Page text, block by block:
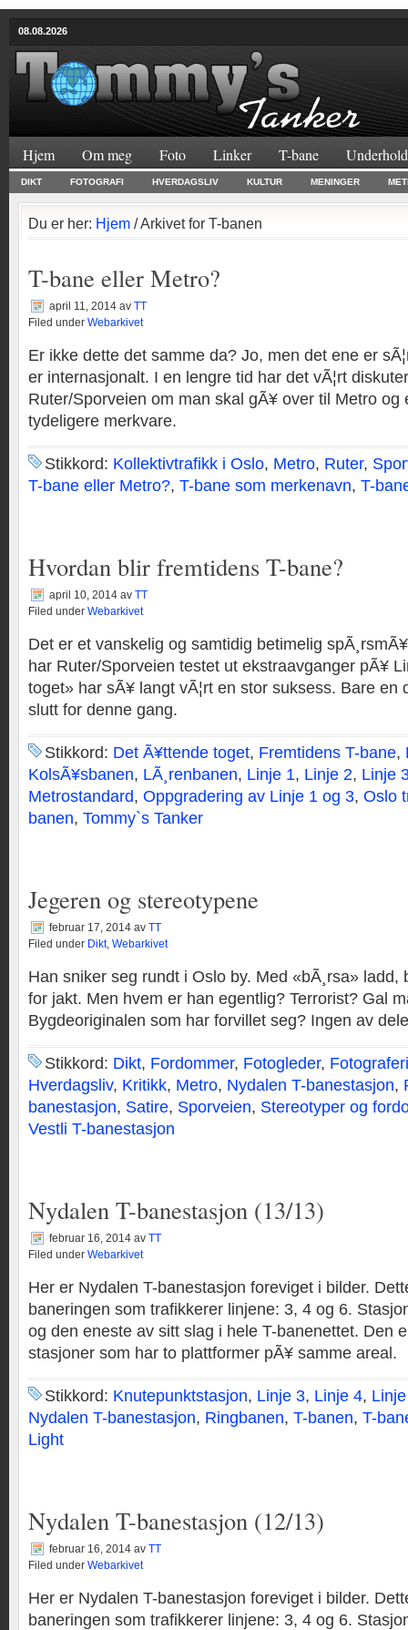
08.08.2026
Hjem Om meg Foto Linker T-bane
DIKT FOTOGRAFI HVERDAGSLIV KULTUR MENINGER
Du er her: Hjem / Arkivet for T-banen
T-bane eller Metro?
april 11, 2014 av TT
Filed under Webarkivet
Er ikke dette det samme da? Jo, men det ene er
er internasjonalt. I en lengre tid har det vÃ¦rt
Ruter/Sporveien om man skal gÃ¥ over til Metro og
tydeligere merkvare.
Stikkord: Kollektivtrafikk i Oslo, Metro, Ruter,
T-bane eller Metro?, T-bane som merkenavn, T-
Hvordan blir fremtidens T-bane?
april 10, 2014 av TT
Filed under Webarkivet
Det er et vanskelig og samtidig betimelig
har Ruter/Sporveien testet ut ekstraavganger pÃ¥
toget» har sÃ¥ langt vÃ¦rt en stor suksess. Bare en
slutt for denne gang.
Stikkord: Det Ã¥ttende toget, Fremtidens T-bane,
KolsÃ¥sbanen, LÃ¸renbanen, Linje 1, Linje 2, Linje
Metrostandard, Oppgradering av Linje 1 og 3, Oslo
banen, Tommy`s Tanker
Jegeren og stereotypene
februar 17, 2014 av TT
Filed under Dikt, Webarkivet
Han sniker seg rundt i Oslo by. Med «bÃ¸rsa» ladd,
for jakt. Men hvem er han egentlig? Terrorist? Gal
Bygdeoriginalen som har forvillet seg? Ingen av
Stikkord: Dikt, Fordommer, Fotogleder,
Hverdagsliv, Kritikk, Metro, Nydalen T-banestasjon,
banestasjon, Satire, Sporveien, Stereotyper og
Vestli T-banestasjon
Nydalen T-banestasjon (13/13)
februar 16, 2014 av TT
Filed under Webarkivet
Her er Nydalen T-banestasjon foreviget i bilder.
baneringen som trafikkerer linjene: 3, 4 og 6.
og den eneste av sitt slag i hele T-banenettet. Den
stasjoner som har to plattformer pÃ¥ samme areal.
Stikkord: Knutepunktstasjon, Linje 3, Linje 4,
Nydalen T-banestasjon, Ringbanen, T-banen, T-
Light
Nydalen T-banestasjon (12/13)
februar 16, 2014 av TT
Filed under Webarkivet
Her er Nydalen T-banestasjon foreviget i bilder.
baneringen som trafikkerer linjene: 3, 4 og 6.